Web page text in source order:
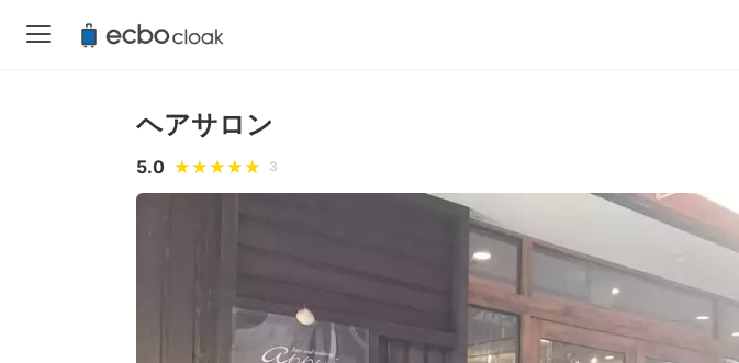
ヘアサロン
5.0 3